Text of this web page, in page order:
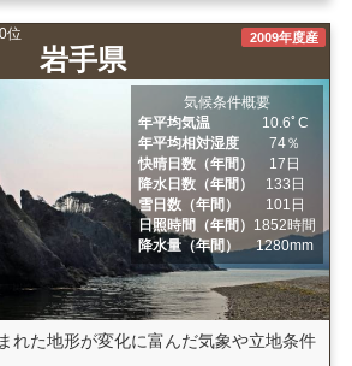
位
岩手県
2009年度産
気候条件概要
年平均気温
10.6ﾟC
年平均相対湿度
74％
快晴日数（年間）
17日
降水日数（年間）
133日
雪日数（年間）
101日
日照時間（年間） 1852時間
降水量（年間）
1280mm
れた地形が変化に富んだ気象や立地条件